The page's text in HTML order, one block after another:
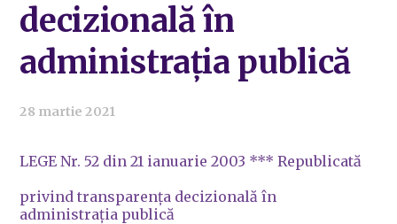
decizională în
administrația publică
28 martie 2021
LEGE Nr. 52 din 21 ianuarie 2003 *** Republicată
privind transparenţa decizională în
administraţia publică